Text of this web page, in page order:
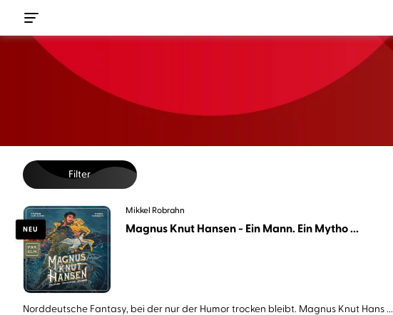
Filter
NEU
Mikkel Robrahn
Magnus Knut Hansen - Ein Mann. Ein Mytho ...
Norddeutsche Fantasy, bei der nur der Humor trocken bleibt. Magnus Knut Hans ...